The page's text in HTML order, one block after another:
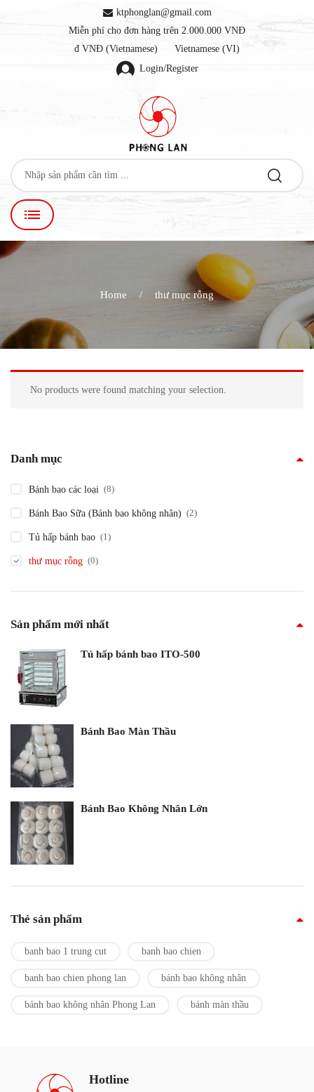
ktphonglan@gmail.com
Miễn phí cho đơn hàng trên 2.000.000 VNĐ
đ VNĐ (Vietnamese)
Vietnamese (VI)
Login/Register
Home thư mục rỗng
No products were found matching your selection.
Danh mục
Bánh bao các loại (8)
Bánh Bao Sữa (Bánh bao không nhân) (2)
Tủ hấp bánh bao (1)
thư mục rỗng (0)
Sản phẩm mới nhất
Tủ hấp bánh bao ITO-500
Bánh Bao Màn Thầu
Bánh Bao Không Nhân Lớn
Thẻ sản phẩm
banh bao 1 trung cut banh bao chien
banh bao chien phong lan bánh bao không nhân
bánh bao không nhân Phong Lan bánh màn thầu
Hotline